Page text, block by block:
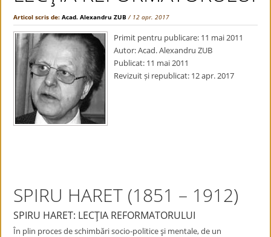
Articol scris de:Acad. Alexandru ZUB / 12 apr. 2017
Primit pentru publicare: 11 mai 2011
Autor: Acad. Alexandru ZUB
Publicat: 11 mai 2011
Revizuit și republicat: 12 apr. 2017
SPIRU HARET (1851 – 1912)
SPIRU HARET: LECŢIA REFORMATORULUI
În plin proces de schimbări socio-politice şi mentale, de un